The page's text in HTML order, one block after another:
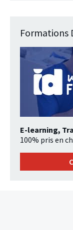
Formations
E-learning,
100% pris en